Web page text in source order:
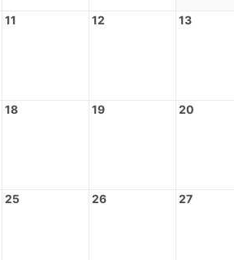
11 12 13
18 19 20
25 26 27